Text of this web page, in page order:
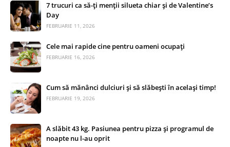
7 trucuri ca să-ți menții silueta chiar și de Valentine’s
Day
FEBRUARIE 11, 2026
Cele mai rapide cine pentru oameni ocupați
FEBRUARIE 16, 2026
Cum să mănânci dulciuri și să slăbești în același timp!
FEBRUARIE 19, 2026
A slăbit 43 kg. Pasiunea pentru pizza și programul de
noapte nu l-au oprit